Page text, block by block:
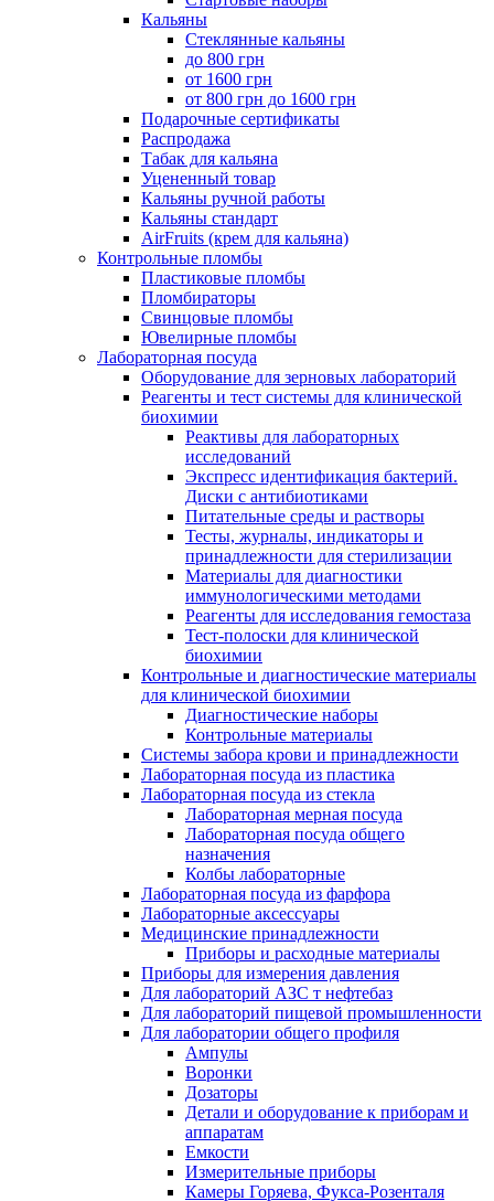
Кальяны
Стеклянные кальяны
до 800 грн
от 1600 грн
от 800 грн до 1600 грн
Подарочные сертификаты
Распродажа
Табак для кальяна
Уцененный товар
Кальяны ручной работы
Кальяны стандарт
AirFruits (крем для кальяна)
Контрольные пломбы
Пластиковые пломбы
Пломбираторы
Свинцовые пломбы
Ювелирные пломбы
Лабораторная посуда
Оборудование для зерновых лабораторий
Реагенты и тест системы для клинической
биохимии
Реактивы для лабораторных
исследований
Экспресс идентификация бактерий.
Диски с антибиотиками
Питательные среды и растворы
Тесты, журналы, индикаторы и
принадлежности для стерилизации
Материалы для диагностики
иммунологическими методами
Реагенты для исследования гемостаза
Тест-полоски для клинической
биохимии
Контрольные и диагностические материалы
для клинической биохимии
Диагностические наборы
Контрольные материалы
Системы забора крови и принадлежности
Лабораторная посуда из пластика
Лабораторная посуда из стекла
Лабораторная мерная посуда
Лабораторная посуда общего
назначения
Колбы лабораторные
Лабораторная посуда из фарфора
Лабораторные аксессуары
Медицинские принадлежности
Приборы и расходные материалы
Приборы для измерения давления
Для лабораторий АЗС т нефтебаз
Для лабораторий пищевой промышленности
Для лаборатории общего профиля
Ампулы
Воронки
Дозаторы
Детали и оборудование к приборам и
аппаратам
Емкости
Измерительные приборы
Камеры Горяева, Фукса-Розенталя